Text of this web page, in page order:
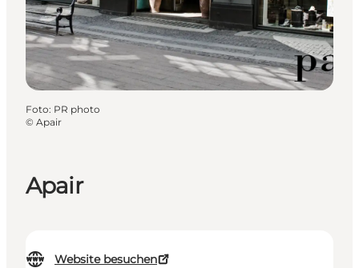
Apair
Website besuchen
Foto: PR photo
© Apair